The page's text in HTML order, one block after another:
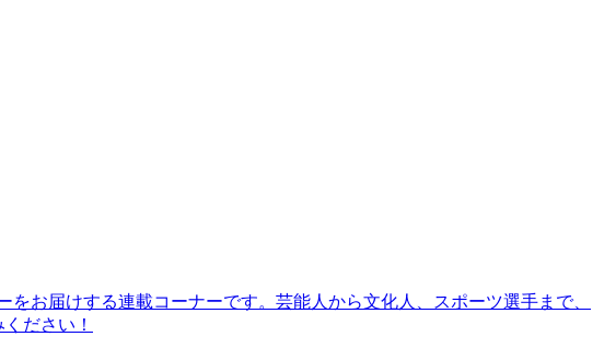
お届けする連載コーナーです。芸能人から文化人、スポーツ選手まで、
ださい！